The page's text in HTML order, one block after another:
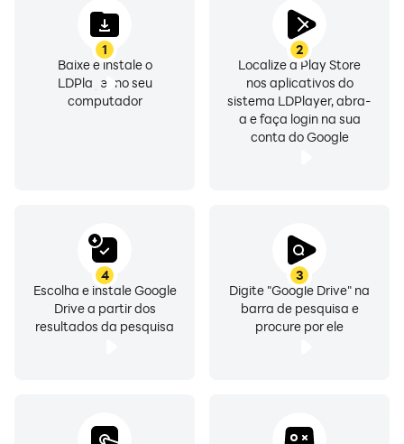
• filtrar arquivos por tipo, data da última modificação
• compartilhar e definir permissões de arquivos e
pastas;
• ver seu conteúdo em qualquer lugar quando estiver
solte e mais;
Os assinantes do Google Workspace têm acesso a
outras funcionalidades do Drive, como:
• IA para resumir informações, recuperar dados
• Compartilhamento de arquivos e pastas diretamente
1
Baixe e instale o
LDPlayer no seu
computador
2
Localize a Play Store
nos aplicativos do
sistema LDPlayer, abra-
a e faça login na sua
conta do Google
3
Digite "Google Drive" na
barra de pesquisa e
procure por ele
4
Escolha e instale Google
Drive a partir dos
resultados da pesquisa